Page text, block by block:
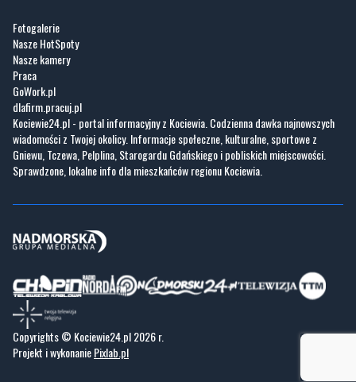
Fotogalerie
Nasze HotSpoty
Nasze kamery
Praca
GoWork.pl
dlafirm.pracuj.pl
Kociewie24.pl - portal informacyjny z Kociewia. Codzienna dawka najnowszych
wiadomości z Twojej okolicy. Informacje społeczne, kulturalne, sportowe z
Gniewu, Tczewa, Pelplina, Starogardu Gdańskiego i pobliskich miejscowości.
Sprawdzone, lokalne info dla mieszkańców regionu Kociewia.
Copyrights © Kociewie24.pl 2026 r.
Projekt i wykonaniePixlab.pl